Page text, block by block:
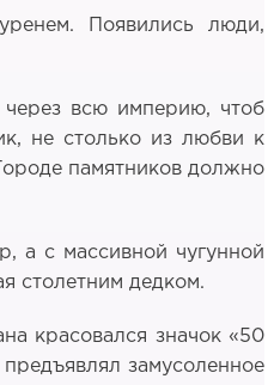
Появились люди,
через всю империю, чтоб
не столько из любви к
памятников должно
а с массивной чугунной
столетним дедком.
красовался значок «50
замусоленное